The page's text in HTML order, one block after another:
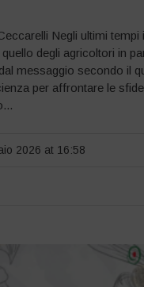
Negli ultimi tempi
degli agricoltori in
messaggio secondo il
per affrontare le
2026 at 16:58